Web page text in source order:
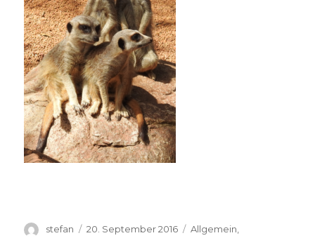
Autor
stefan
Veröffentlicht
20. September 2016 Kategorien
Allgemein,